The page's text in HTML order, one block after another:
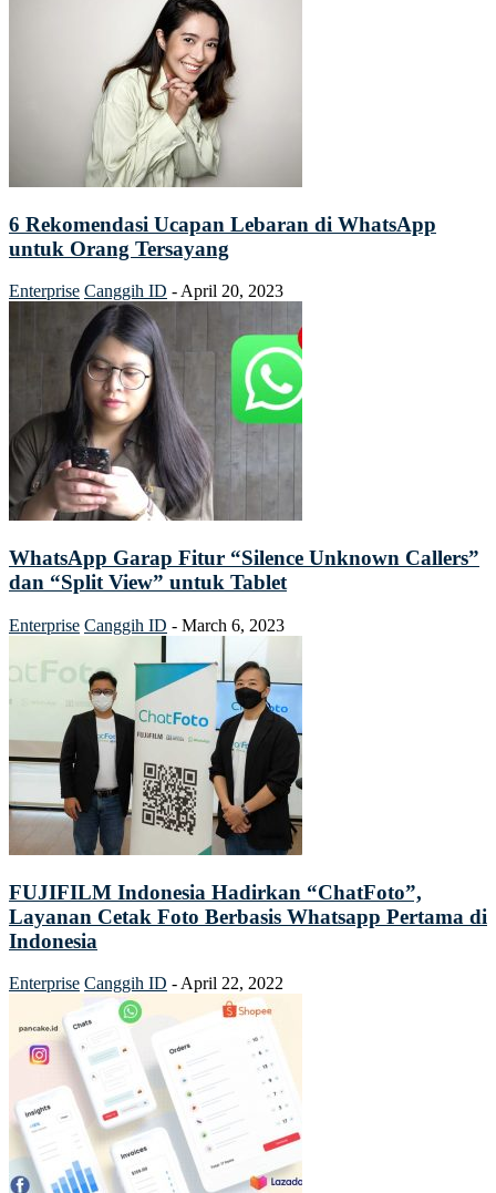
6 Rekomendasi Ucapan Lebaran di WhatsApp
untuk Orang Tersayang
Enterprise Canggih ID - April 20, 2023
WhatsApp Garap Fitur “Silence Unknown Callers”
dan “Split View” untuk Tablet
Enterprise Canggih ID - March 6, 2023
FUJIFILM Indonesia Hadirkan “ChatFoto”,
Layanan Cetak Foto Berbasis Whatsapp Pertama di
Indonesia
Enterprise Canggih ID - April 22, 2022